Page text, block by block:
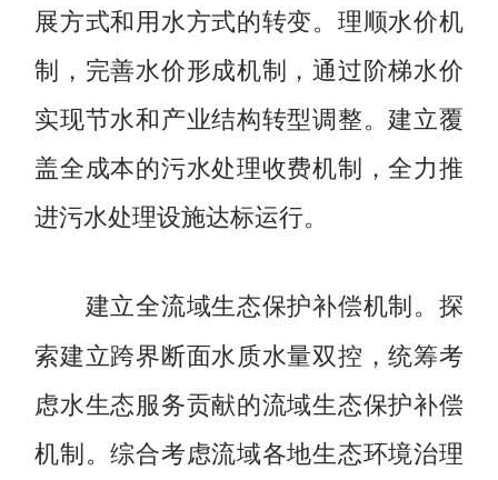
展方式和用水方式的转变。理顺水价机
制，完善水价形成机制，通过阶梯水价
实现节水和产业结构转型调整。建立覆
盖全成本的污水处理收费机制，全力推
进污水处理设施达标运行。
建立全流域生态保护补偿机制。 探
索建立跨界断面水质水量双控，统筹考
虑水生态服务贡献的流域生态保护补偿
机制。综合考虑流域各地生态环境治理